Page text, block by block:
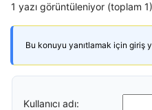
1 yazı görüntüleniyor (toplam 1)
Bu konuyu yanıtlamak için giriş
Kullanıcı adı: